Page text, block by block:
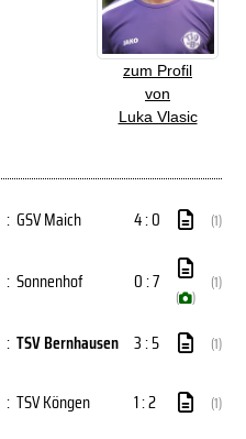
zum Profil
von
Luka Vlasic
: GSV Maich 4 : 0 (1)
: Sonnenhof 0 : 7
( )
(1)
: TSV Bernhausen 3 : 5 (1)
: TSV Köngen 1 : 2 (1)